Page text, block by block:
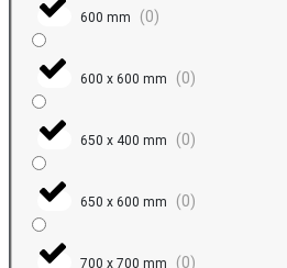
600 mm (0)
600 x 600 mm (0)
650 x 400 mm (0)
650 x 600 mm (0)
700 x 700 mm (0)